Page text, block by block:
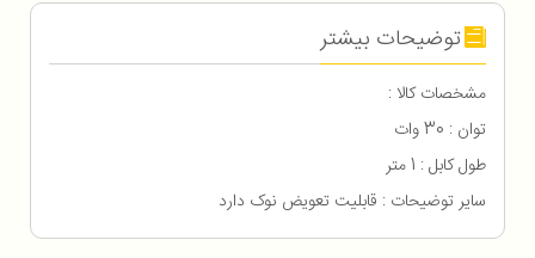
توضیحات بیشتر
مشخصات کالا :
توان : 30 وات
طول کابل : 1 متر
سایر توضیحات : قابلیت تعویض نوک دارد